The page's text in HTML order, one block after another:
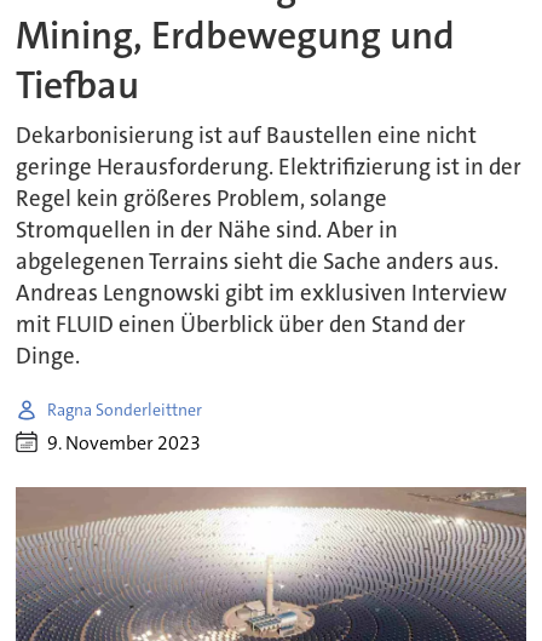
Mining, Erdbewegung und
Tiefbau
Dekarbonisierung ist auf Baustellen eine nicht
geringe Herausforderung. Elektrifizierung ist in der
Regel kein größeres Problem, solange
Stromquellen in der Nähe sind. Aber in
abgelegenen Terrains sieht die Sache anders aus.
Andreas Lengnowski gibt im exklusiven Interview
mit FLUID einen Überblick über den Stand der
Dinge.
Ragna Sonderleittner
9. November 2023